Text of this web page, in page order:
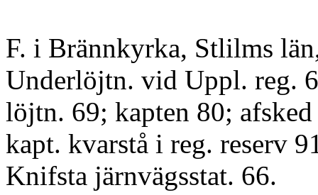
F. i Brännkyrka, Stlilms
Underlöjtn. vid Uppl. reg.
löjtn. 69; kapten 80;
kapt. kvarstå i reg. reserv
Knifsta järnvägsstat. 66.